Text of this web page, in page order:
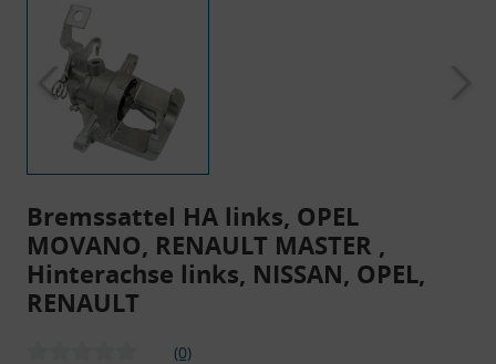
Bremssattel HA links, OPEL
MOVANO, RENAULT MASTER ,
Hinterachse links, NISSAN, OPEL,
RENAULT
(0)